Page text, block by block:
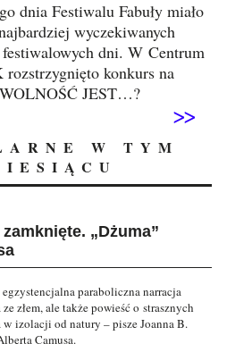
dnia Festiwalu Fabuły miało
wyczekiwanych
dni. W Centrum
konkurs na
JEST…?
>>
W TYM
„Dżuma”
paraboliczna narracja
złem, ale także powieść o strasznych
izolacji od natury – pisze Joanna B.
Camusa.